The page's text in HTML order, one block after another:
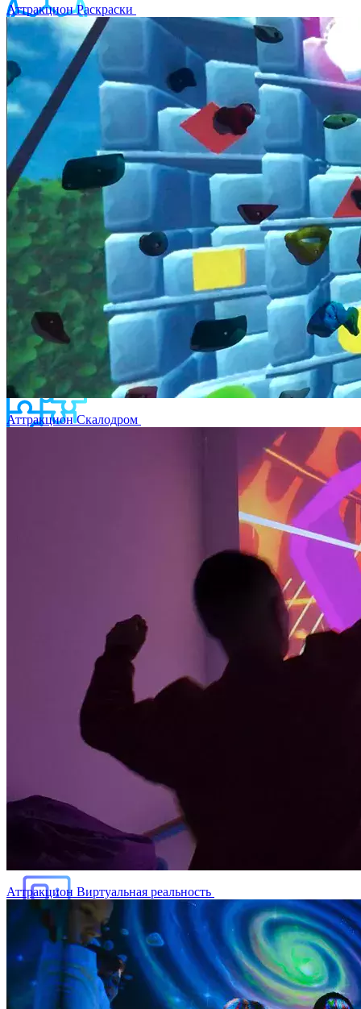
Аттракцион Раскраски
Аттракцион Скалодром
Аттракцион Виртуальная реальность